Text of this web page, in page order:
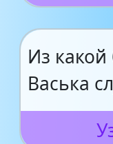
Из какой
Васька